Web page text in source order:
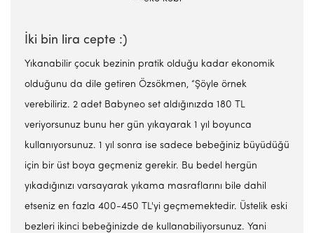
İki bin lira cepte :)
Yıkanabilir çocuk bezinin pratik olduğu kadar ekonomik
olduğunu da dile getiren Özsökmen, “Şöyle örnek
verebiliriz. 2 adet Babyneo set aldığınızda 180 TL
veriyorsunuz bunu her gün yıkayarak 1 yıl boyunca
kullanıyorsunuz. 1 yıl sonra ise sadece bebeğiniz büyüdüğü
için bir üst boya geçmeniz gerekir. Bu bedel hergün
yıkadığınızı varsayarak yıkama masraflarını bile dahil
etseniz en fazla 400-450 TL'yi geçmemektedir. Üstelik eski
bezleri ikinci bebeğinizde de kullanabiliyorsunuz. Yani